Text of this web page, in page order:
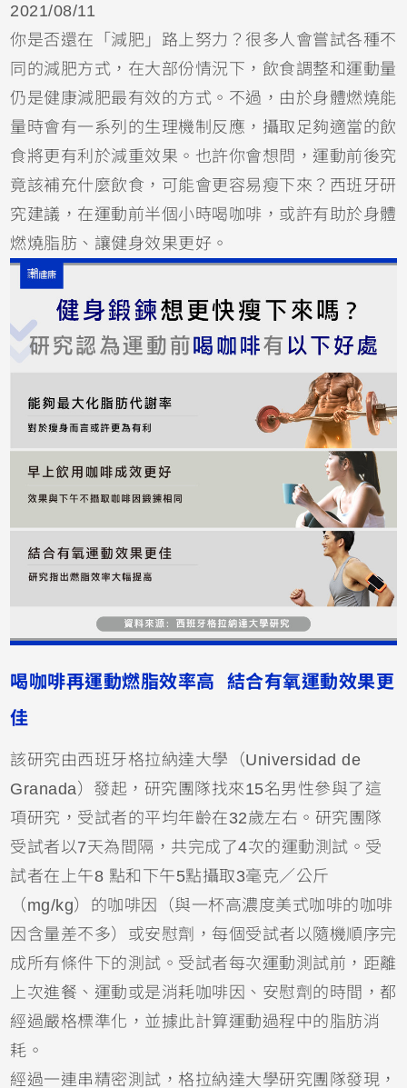
2021/08/11
你是否還在「減肥」路上努力？很多人會嘗試各種不
同的減肥方式，在大部份情況下，飲食調整和運動量
仍是健康減肥最有效的方式。不過，由於身體燃燒能
量時會有一系列的生理機制反應，攝取足夠適當的飲
食將更有利於減重效果。也許你會想問，運動前後究
竟該補充什麼飲食，可能會更容易瘦下來？西班牙研
究建議，在運動前半個小時喝咖啡，或許有助於身體
燃燒脂肪、讓健身效果更好。
喝咖啡再運動燃脂效率高 結合有氧運動效果更
佳
該研究由西班牙格拉納達大學（Universidad de
Granada）發起，研究團隊找來15名男性參與了這
項研究，受試者的平均年齡在32歲左右。研究團隊
受試者以7天為間隔，共完成了4次的運動測試。受
試者在上午8 點和下午5點攝取3毫克／公斤
（mg/kg）的咖啡因（與一杯高濃度美式咖啡的咖啡
因含量差不多）或安慰劑，每個受試者以隨機順序完
成所有條件下的測試。受試者每次運動測試前，距離
上次進餐、運動或是消耗咖啡因、安慰劑的時間，都
經過嚴格標準化，並據此計算運動過程中的脂肪消
耗。
經過一連串精密測試，格拉納達大學研究團隊發現，